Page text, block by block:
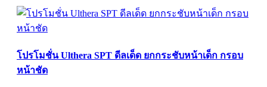
โปรโมชั่น Ulthera SPT ดีลเด็ด ยกกระชับหน้าเด็ก กรอบ
หน้าชัด